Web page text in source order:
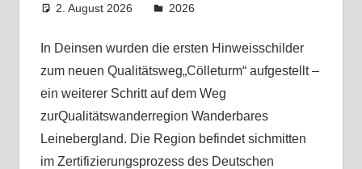
2. August 2026 admin
2026
In Deinsen wurden die ersten Hinweisschilder
zum neuen Qualitätsweg„Cölleturm“ aufgestellt –
ein weiterer Schritt auf dem Weg
zurQualitätswanderregion Wanderbares
Leinebergland. Die Region befindet sichmitten
im Zertifizierungsprozess des Deutschen